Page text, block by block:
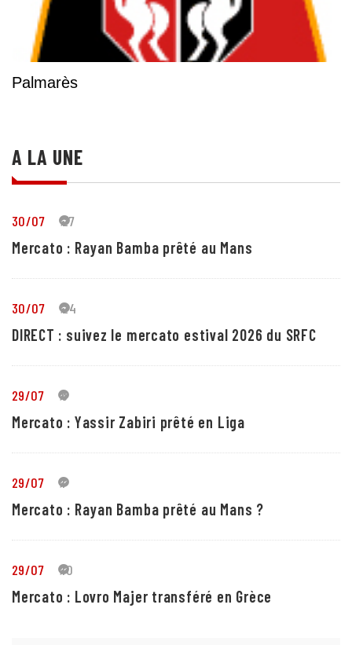
Palmarès
A LA UNE
30/07 27
Mercato : Rayan Bamba prêté au Mans
30/07 24
DIRECT : suivez le mercato estival 2026 du SRFC
29/07 5
Mercato : Yassir Zabiri prêté en Liga
29/07 1
Mercato : Rayan Bamba prêté au Mans ?
29/07 10
Mercato : Lovro Majer transféré en Grèce